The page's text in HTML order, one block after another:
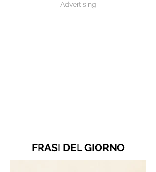
Advertising
FRASI DEL GIORNO